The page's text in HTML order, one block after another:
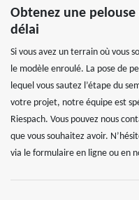
Obtenez une
délai
Si vous avez un terrain où vous
le modèle enroulé. La pose de
lequel vous sautez l’étape du
votre projet, notre équipe est
Riespach. Vous pouvez nous
que vous souhaitez avoir.
via le formulaire en ligne ou en